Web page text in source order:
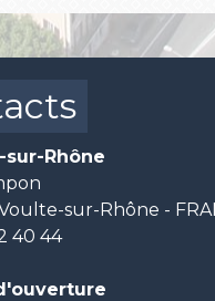
sur-Rhône
sur-Rhône -
40 44